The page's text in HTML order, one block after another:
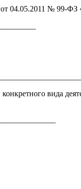
04.05.2011 № 99-
вида